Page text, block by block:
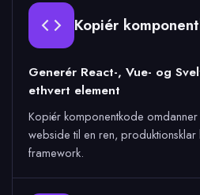
Kopiér
Generér React-, Vue- og
ethvert element
Kopiér komponentkode omdanner
webside til en ren,
framework.